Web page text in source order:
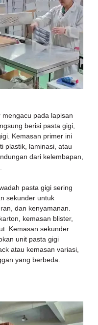
pada lapisan
berisi pasta gigi,
Kemasan primer ini
plastik, laminasi, atau
dari kelembapan,
pasta gigi sering
sekunder untuk
dan kenyamanan.
kemasan blister,
Kemasan sekunder
unit pasta gigi
atau kemasan variasi,
yang berbeda.